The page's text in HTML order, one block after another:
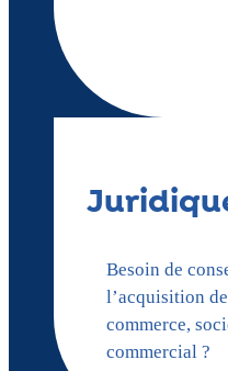
Besoin de
l’acquisition
commerce,
commercial ?